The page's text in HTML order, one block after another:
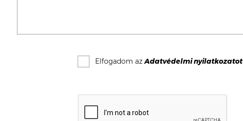
Elfogadom azAdatvédelmi nyilatkozatot